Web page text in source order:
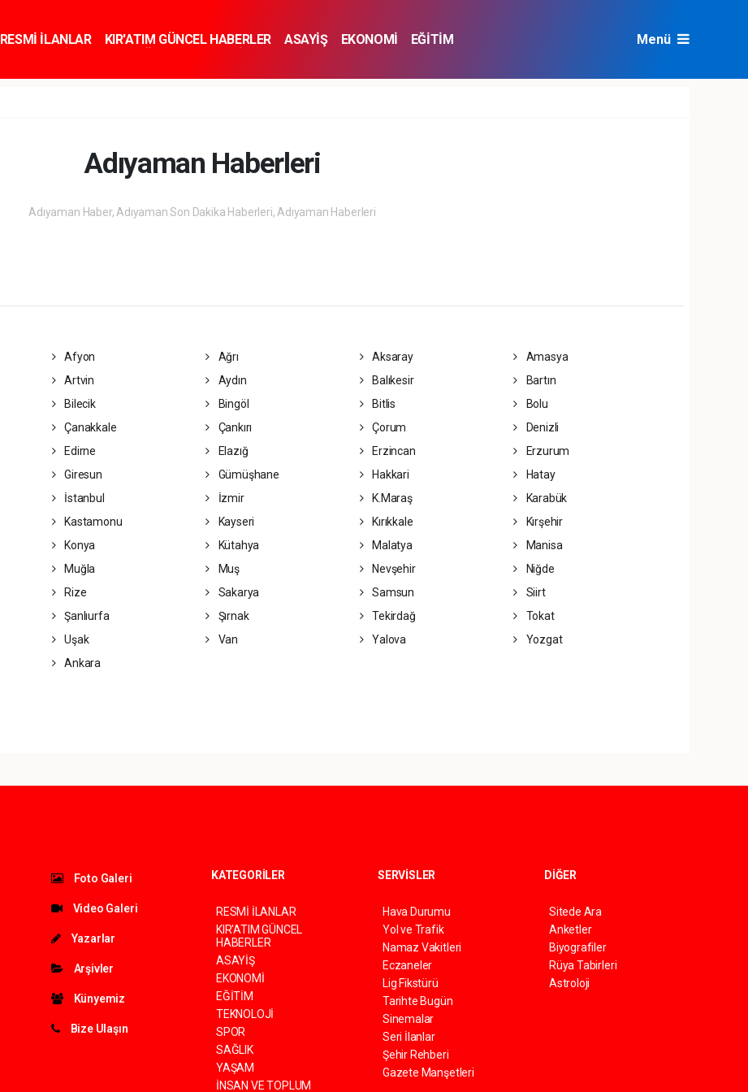
RESMİ İLANLAR KIR'ATIM GÜNCEL HABERLER ASAYİŞ EKONOMİ
EĞİTİM
Menü
Adıyaman Haberleri
Adıyaman Haber, Adıyaman Son Dakika Haberleri, Adıyaman Haberleri
Afyon Ağrı Aksaray
Amasya
Artvin Aydın Balıkesir
Bartın
Bilecik Bingöl Bitlis
Bolu
Çanakkale Çankırı Çorum
Denizli
Edirne Elazığ Erzincan
Erzurum
Giresun Gümüşhane Hakkari
Hatay
İstanbul İzmir K.Maraş
Karabük
Kastamonu Kayseri Kırıkkale
Kırşehir
Konya Kütahya Malatya
Manisa
Muğla Muş Nevşehir
Niğde
Rize Sakarya Samsun
Siirt
Şanlıurfa Şırnak Tekirdağ
Tokat
Uşak Van Yalova
Yozgat
Ankara
Foto Galeri
Video Galeri
Yazarlar
Arşivler
Künyemiz
Bize Ulaşın
KATEGORİLER
RESMİ İLANLAR
KIR'ATIM GÜNCEL
HABERLER
ASAYİŞ
EKONOMİ
EĞİTİM
TEKNOLOJİ
SPOR
SAĞLIK
YAŞAM
İNSAN VE TOPLUM
SERVİSLER
Hava Durumu
Yol ve Trafik
Namaz Vakitleri
Eczaneler
Lig Fikstürü
Tarihte Bugün
Sinemalar
Seri İlanlar
Şehir Rehberi
Gazete Manşetleri
DİĞER
Sitede Ara
Anketler
Biyografiler
Rüya Tabirleri
Astroloji